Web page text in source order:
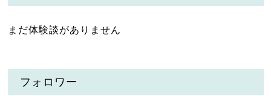
まだ体験談がありません
フォロワー